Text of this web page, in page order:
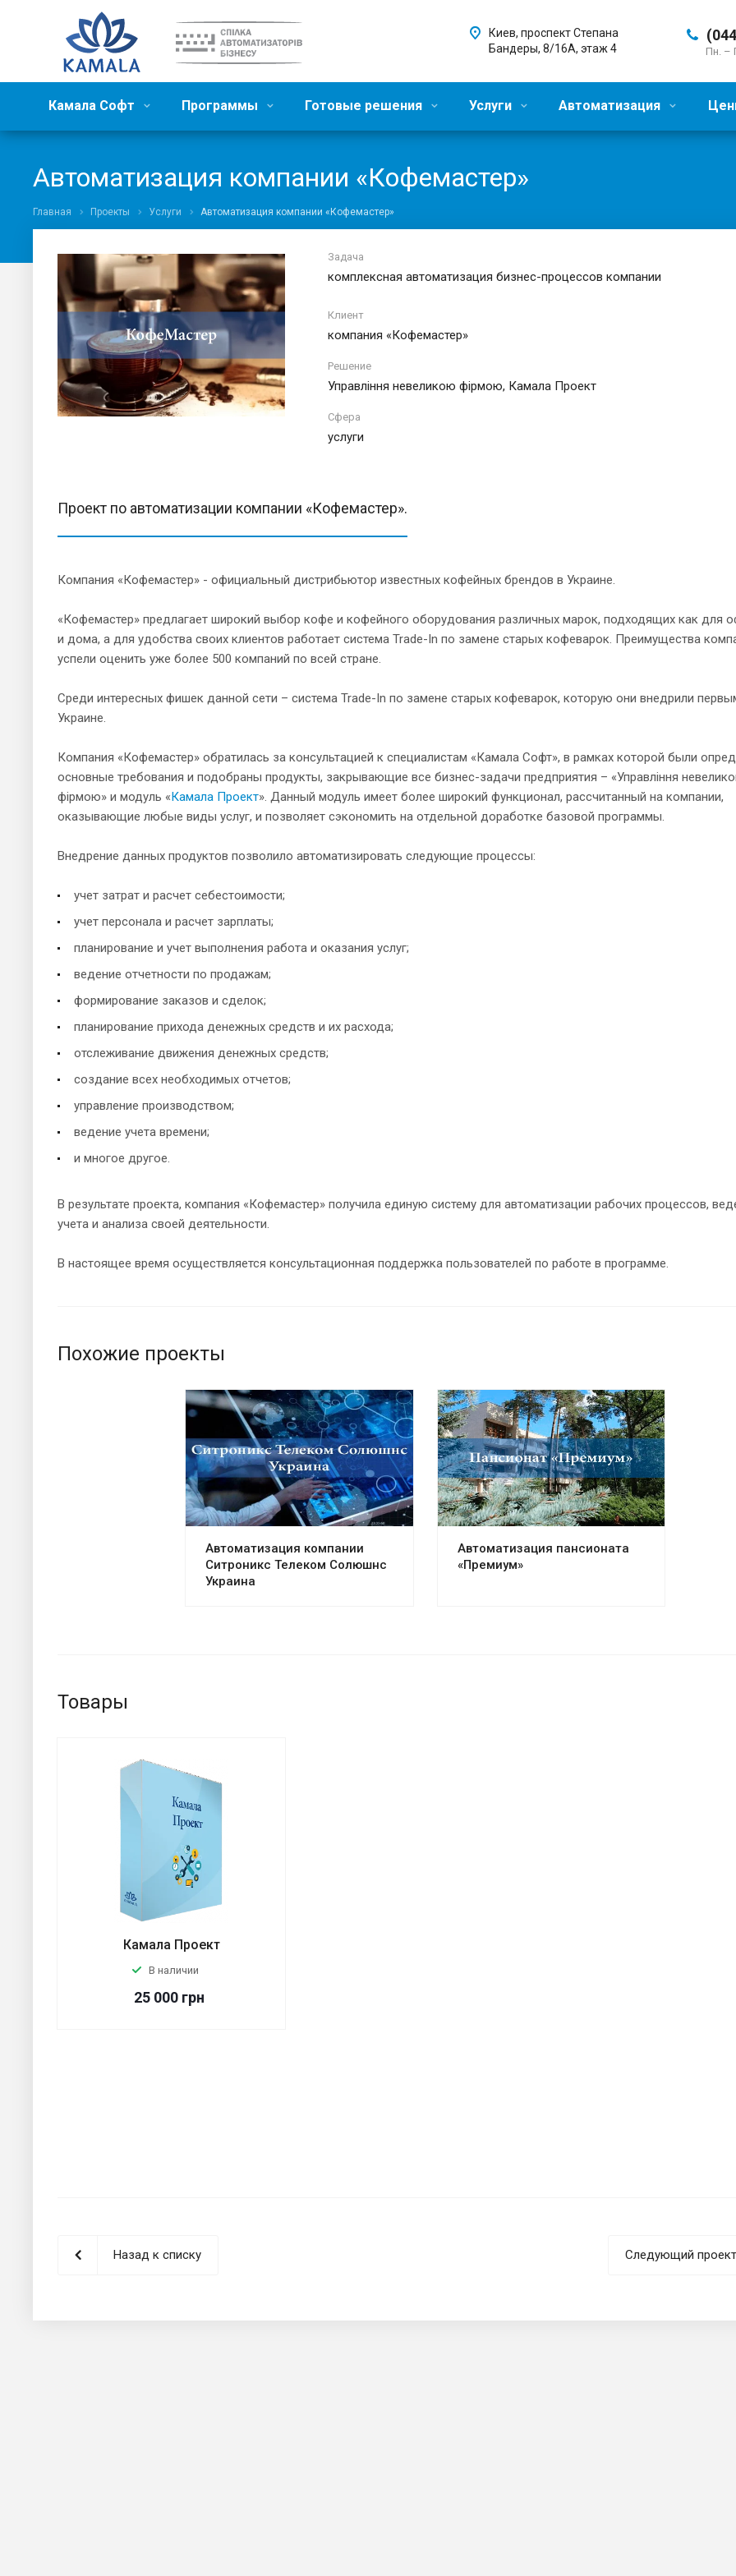
Пн. –
Киев, проспект Степана
Бандеры, 8/16А, этаж 4
Камала Софт Программы Готовые решения Услуги Автоматизация
Автоматизация компании «Кофемастер»
Главная Проекты Услуги Автоматизация компании «Кофемастер»
Задача
комплексная автоматизация бизнес-процессов компании
Клиент
компания «Кофемастер»
Решение
Управління невеликою фірмою, Камала Проект
Сфера
услуги
Проект по автоматизации компании «Кофемастер».
Компания «Кофемастер» - официальный дистрибьютор известных кофейных брендов в Украине.
«Кофемастер» предлагает широкий выбор кофе и кофейного оборудования различных марок, подходящих как для
и дома, а для удобства своих клиентов работает система Trade-In по замене старых кофеварок. Преимущества
успели оценить уже более 500 компаний по всей стране.
Среди интересных фишек данной сети – система Trade-In по замене старых кофеварок, которую они внедрили
Украине.
Компания «Кофемастер» обратилась за консультацией к специалистам «Камала Софт», в рамках которой были
основные требования и подобраны продукты, закрывающие все бизнес-задачи предприятия – «Управління
фірмою» и модуль «Камала Проект». Данный модуль имеет более широкий функционал, рассчитанный на компании,
оказывающие любые виды услуг, и позволяет сэкономить на отдельной доработке базовой программы.
Внедрение данных продуктов позволило автоматизировать следующие процессы:
учет затрат и расчет себестоимости;
учет персонала и расчет зарплаты;
планирование и учет выполнения работа и оказания услуг;
ведение отчетности по продажам;
формирование заказов и сделок;
планирование прихода денежных средств и их расхода;
отслеживание движения денежных средств;
создание всех необходимых отчетов;
управление производством;
ведение учета времени;
и многое другое.
В результате проекта, компания «Кофемастер» получила единую систему для автоматизации рабочих процессов,
учета и анализа своей деятельности.
В настоящее время осуществляется консультационная поддержка пользователей по работе в программе.
Похожие проекты
Автоматизация компании
Ситроникс Телеком Солюшнс
Украина
Автоматизация пансионата
«Премиум»
Товары
Камала Проект
В наличии
25 000 грн
Назад к списку Следующий проект